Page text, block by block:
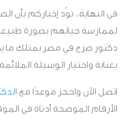
في النهاية.. نوّد إخباركم بأن
لممارسة حياتهم بصورة
دكتور صرع في مصر يمتلك ما
بعناية واختيار الوسيلة
اتصل الآن واحجز موعدًا مع
الأرقام الموضحة أدناه في